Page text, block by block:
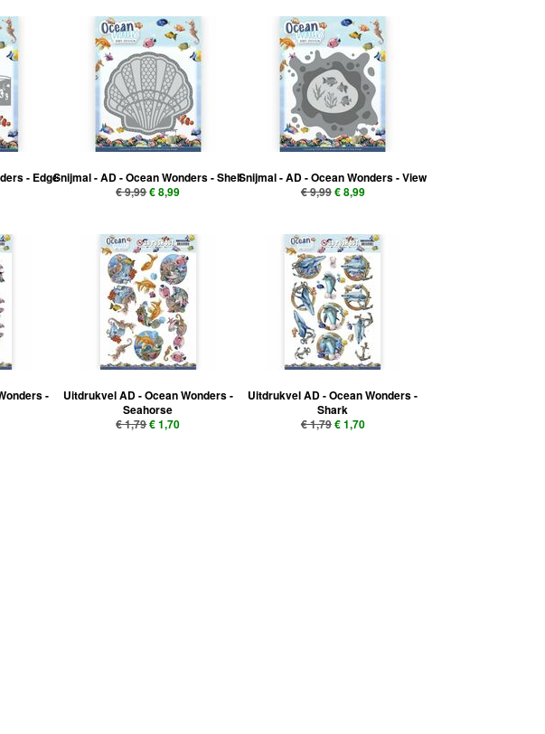
- EdgeSnijmal - AD - Ocean Wonders - Shell
€ 9,99€ 8,99
Snijmal - AD - Ocean Wonders - View
€ 9,99€ 8,99
-
Uitdrukvel AD - Ocean Wonders -
Seahorse
€ 1,79€ 1,70
Uitdrukvel AD - Ocean Wonders -
Shark
€ 1,79€ 1,70